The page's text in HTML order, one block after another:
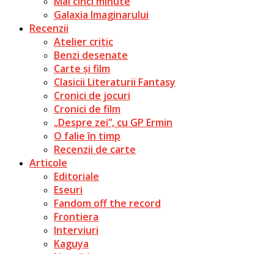
Galaxia Imaginarului
Recenzii
Atelier critic
Benzi desenate
Carte și film
Clasicii Literaturii Fantasy
Cronici de jocuri
Cronici de film
„Despre zei”, cu GP Ermin
O falie în timp
Recenzii de carte
Articole
Editoriale
Eseuri
Fandom off the record
Frontiera
Interviuri
Kaguya